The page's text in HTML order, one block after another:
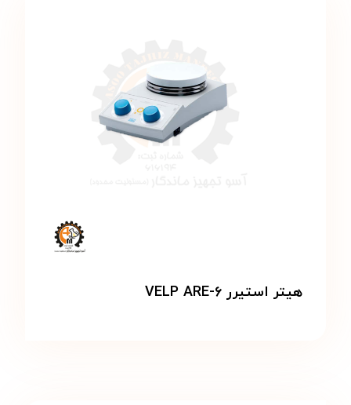
هیتر استیرر VELP ARE-۶